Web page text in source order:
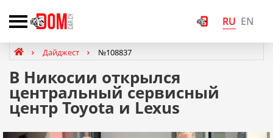
RU EN
Дайджест №108837
В Никосии открылся
центральный сервисный
центр Toyota и Lexus